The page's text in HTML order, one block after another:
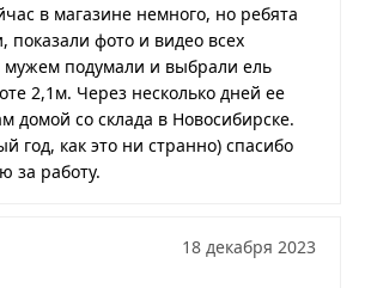
в магазине немного, но ребята
показали фото и видео всех
подумали и выбрали ель
2,1м. Через несколько дней ее
домой со склада в Новосибирске.
год, как это ни странно) спасибо
за работу.
18 декабря 2023